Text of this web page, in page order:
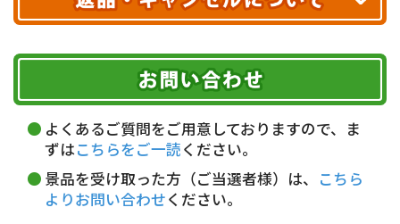
ヤマト運輸
お届け可能時間帯
午前中 14～16時
16～18時
18～20時
19～21時 指定なし
代金引換(現金のみ)
5,000円未満…330円(税込)
銀行振込(前払い)
期限を含むルール（条件）や、お客様にご負担い
ただく費用がございます。
詳しくはこちら▶
よくあるご質問をご用意しておりますので、ま
ずはこちらをご一読ください。
景品を受け取った方（ご当選者様）は、 こちら
よりお問い合わせください。